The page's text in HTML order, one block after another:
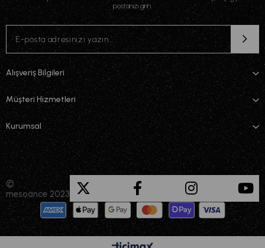
Alışveriş Bilgileri
Müşteri Hizmetleri
Kurumsal
postanızı girin.
©
mesoance 2023